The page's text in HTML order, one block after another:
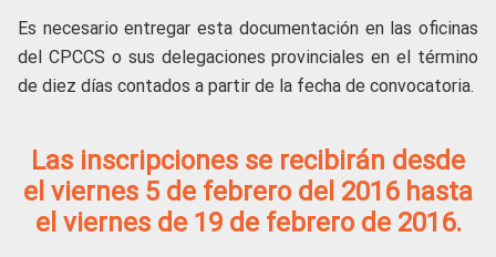
Es necesario entregar esta documentación en las oficinas
del CPCCS o sus delegaciones provinciales en el término
de diez días contados a partir de la fecha de convocatoria.
Las inscripciones se recibirán desde
el viernes 5 de febrero del 2016 hasta
el viernes de 19 de febrero de 2016.